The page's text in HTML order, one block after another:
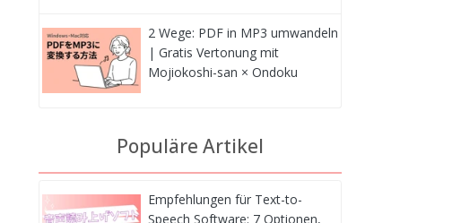
2 Wege: PDF in MP3 umwandeln
| Gratis Vertonung mit
Mojiokoshi-san × Ondoku
Populäre Artikel
Empfehlungen für Text-to-
Speech Software: 7 Optionen,